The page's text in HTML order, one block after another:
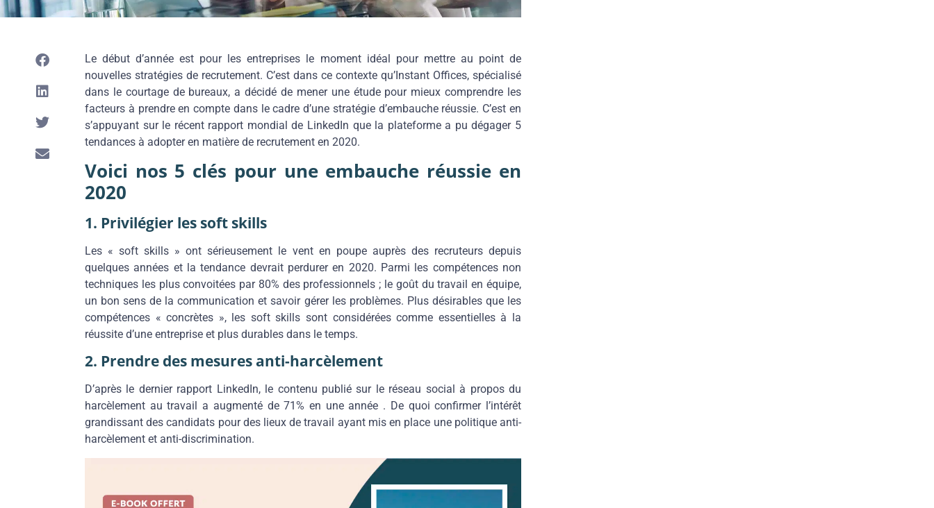
Le début d’année est pour les entreprises le moment idéal pour mettre au point de
nouvelles stratégies de recrutement. C’est dans ce contexte qu’Instant Offices, spécialisé
dans le courtage de bureaux, a décidé de mener une étude pour mieux comprendre les
facteurs à prendre en compte dans le cadre d’une stratégie d’embauche réussie. C’est en
s’appuyant sur le récent rapport mondial de LinkedIn que la plateforme a pu dégager 5
tendances à adopter en matière de recrutement en 2020.
Voici nos 5 clés pour une embauche réussie en
2020
1. Privilégier les soft skills
Les « soft skills » ont sérieusement le vent en poupe auprès des recruteurs depuis
quelques années et la tendance devrait perdurer en 2020. Parmi les compétences non
techniques les plus convoitées par 80% des professionnels ; le goût du travail en équipe,
un bon sens de la communication et savoir gérer les problèmes. Plus désirables que les
compétences « concrètes », les soft skills sont considérées comme essentielles à la
réussite d’une entreprise et plus durables dans le temps.
2. Prendre des mesures anti-harcèlement
D’après le dernier rapport LinkedIn, le contenu publié sur le réseau social à propos du
harcèlement au travail a augmenté de 71% en une année . De quoi confirmer l’intérêt
grandissant des candidats pour des lieux de travail ayant mis en place une politique anti-
harcèlement et anti-discrimination.